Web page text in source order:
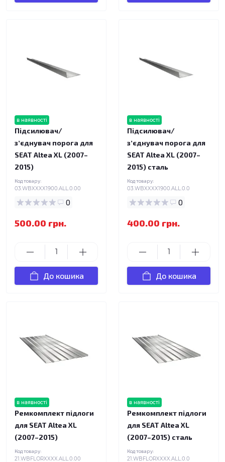
в наявності
Підсилювач/
зʼєднувач порога для
SEAT Altea XL (2007–
2015)
Код товару:
03.WBXXXX1900.ALL.0.00
0
500.00 грн.
До кошика
в наявності
Підсилювач/
зʼєднувач порога для
SEAT Altea XL (2007–
2015) сталь
Код товару:
03.WBXXXX1900.ALL.0.0
0
400.00 грн.
До кошика
в наявності
Ремкомплект підлоги
для SEAT Altea XL
(2007–2015)
Код товару:
21.WBFLORXXXX.ALL.0.00
в наявності
Ремкомплект підлоги
для SEAT Altea XL
(2007–2015) сталь
Код товару:
21.WBFLORXXXX.ALL.0.0